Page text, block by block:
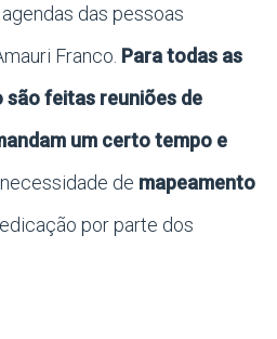
agendas das pessoas
Franco. Para todas as
são feitas reuniões de
um certo tempo e
necessidade de mapeamento
por parte dos